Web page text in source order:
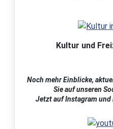
Kultur und
Noch mehr Einblicke,
Sie auf unseren
Jetzt auf Instagram und